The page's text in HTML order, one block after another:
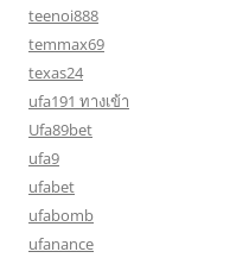
teenoi888
temmax69
texas24
ufa191 ทางเข้า
Ufa89bet
ufa9
ufabet
ufabomb
ufanance